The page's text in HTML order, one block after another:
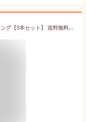
お肉屋さんのノンオイル梅しそドレッシング【3本セット】 送料無料 簡易包装 ドレッシング ノンオイルドレッシング 梅ドレ 梅しそ 梅 しそ 和風調味料 サラダ 冷しゃぶ そうめん うどん 料理 お肉屋さん 肉 牛肉 豚肉 精肉 鶏肉